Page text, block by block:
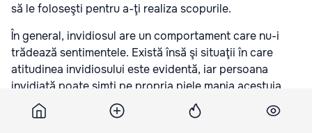
să le foloseşti pentru a-ţi realiza scopurile.
În general, invidiosul are un comportament care nu-i
trădează sentimentele. Există însă şi situaţii în care
atitudinea invidiosului este evidentă, iar persoana
invidiată poate simţi pe propria piele mania acestuia.
Citiţi mai mult pe
lyla.ro